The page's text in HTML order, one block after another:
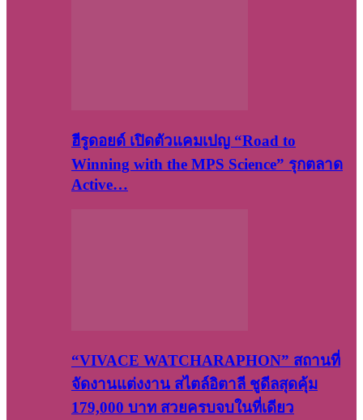
ฮีรูดอยด์ เปิดตัวแคมเปญ “Road to
Winning with the MPS Science” รุกตลาด
Active…
“VIVACE WATCHARAPHON” สถานที่
จัดงานแต่งงาน สไตล์อิตาลี ชูดีลสุดคุ้ม
179,000 บาท สวยครบจบในที่เดียว